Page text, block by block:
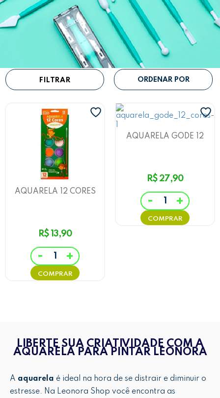
Teclado
FILTRAR
AQUARELA 12 CORES
R$ 13,90
- +
AQUARELA GODE 12
R$ 27,90
- +
LIBERTE SUA CRIATIVIDADE COM A
AQUARELA PARA PINTAR LEONORA
A aquarela é ideal na hora de se distrair e diminuir o
estresse. Na Leonora Shop você encontra as